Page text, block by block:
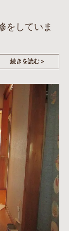
をしていま
続きを読む »